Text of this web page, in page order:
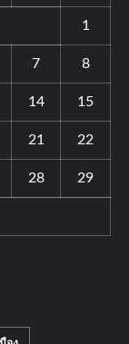
1
7 8
14 15
21 22
28 29